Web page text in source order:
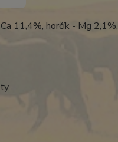
11,4%, horčík - Mg 2,1%,